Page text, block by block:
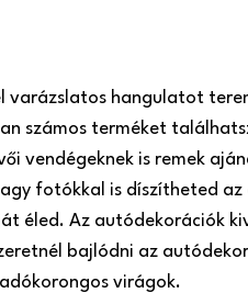
hangulatot
számos terméket
vendégeknek is remek
fotókkal is díszítheted
éled. Az autódekorációk
bajlódni az
virágok.